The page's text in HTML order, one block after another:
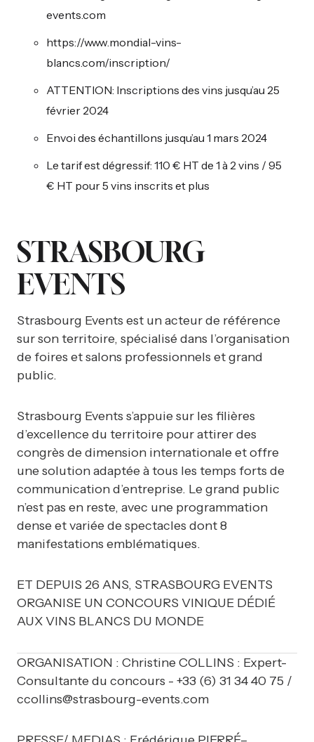
events.com
https://www.mondial-vins-
blancs.com/inscription/
ATTENTION: Inscriptions des vins jusqu’au 25
février 2024
Envoi des échantillons jusqu’au 1 mars 2024
Le tarif est dégressif: 110 € HT de 1 à 2 vins / 95
€ HT pour 5 vins inscrits et plus
STRASBOURG
EVENTS
Strasbourg Events est un acteur de référence
sur son territoire, spécialisé dans l’organisation
de foires et salons professionnels et grand
public.
Strasbourg Events s’appuie sur les filières
d’excellence du territoire pour attirer des
congrès de dimension internationale et offre
une solution adaptée à tous les temps forts de
communication d’entreprise. Le grand public
n’est pas en reste, avec une programmation
dense et variée de spectacles dont 8
manifestations emblématiques.
ET DEPUIS 26 ANS, STRASBOURG EVENTS
ORGANISE UN CONCOURS VINIQUE DÉDIÉ
AUX VINS BLANCS DU MONDE
ORGANISATION : Christine COLLINS : Expert-
Consultante du concours - +33 (6) 31 34 40 75 /
ccollins@strasbourg-events.com